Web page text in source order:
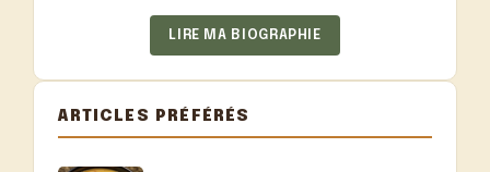
LIRE MA BIOGRAPHIE
ARTICLES PRÉFÉRÉS